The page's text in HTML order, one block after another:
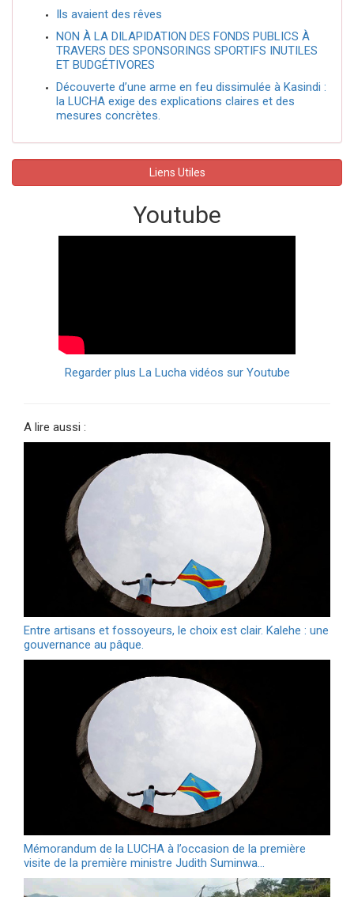
Ils avaient des rêves
NON À LA DILAPIDATION DES FONDS PUBLICS À
TRAVERS DES SPONSORINGS SPORTIFS INUTILES
ET BUDGÉTIVORES
Découverte d’une arme en feu dissimulée à Kasindi :
la LUCHA exige des explications claires et des
mesures concrètes.
Liens Utiles
Youtube
Regarder plus La Lucha vidéos sur Youtube
A lire aussi :
Entre artisans et fossoyeurs, le choix est clair. Kalehe : une
gouvernance au pâque.
Mémorandum de la LUCHA à l’occasion de la première
visite de la première ministre Judith Suminwa…